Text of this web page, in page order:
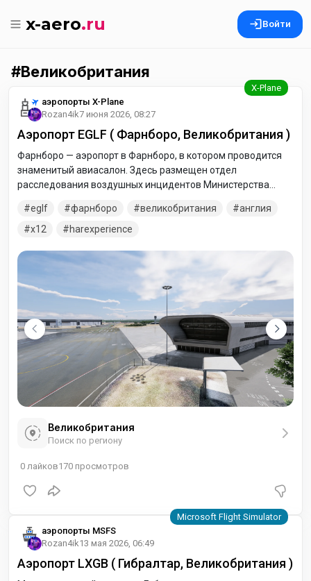
x-aero.ru Войти
Великобритания
аэропорты X-Plane
Rozan4ik7 июня 2026, 08:27
Аэропорт EGLF ( Фарнборо, Великобритания )
Фарнборо — аэропорт в Фарнборо, в котором проводится
знаменитый авиасалон. Здесь размещен отдел
расследования воздушных инцидентов Министерства
аэропорта: стандартный и режим авиашоу.
eglf фарнборо великобритания
англия
x12
harexperience
Великобритания
Поиск по региону
0 лайков170 просмотров
аэропорты MSFS
Rozan4ik13 мая 2026, 06:49
Аэропорт LXGB ( Гибралтар, Великобритания )